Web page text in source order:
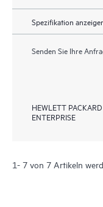
Spezifikation
Senden Sie Ihre
HEWLETT PACKARD
ENTERPRISE
1- 7 von 7 Artikeln